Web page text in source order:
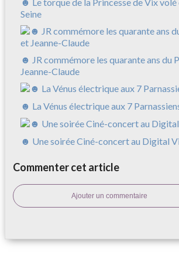
Seine
☻ JR commémore les quarante ans du
Jeanne-Claude
☻ La Vénus électrique aux 7
☻ Une soirée Ciné-concert au Digital
Commenter cet article
Ajouter un commentaire